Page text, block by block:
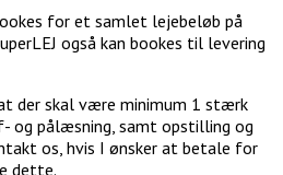
for et samlet lejebeløb på
også kan bookes til levering
der skal være minimum 1 stærk
og pålæsning, samt opstilling og
os, hvis I ønsker at betale for
dette.